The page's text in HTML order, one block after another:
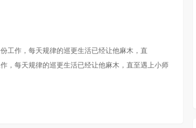
工作，每天规律的巡更生活已经让他麻木，直
，每天规律的巡更生活已经让他麻木，直至遇上小师